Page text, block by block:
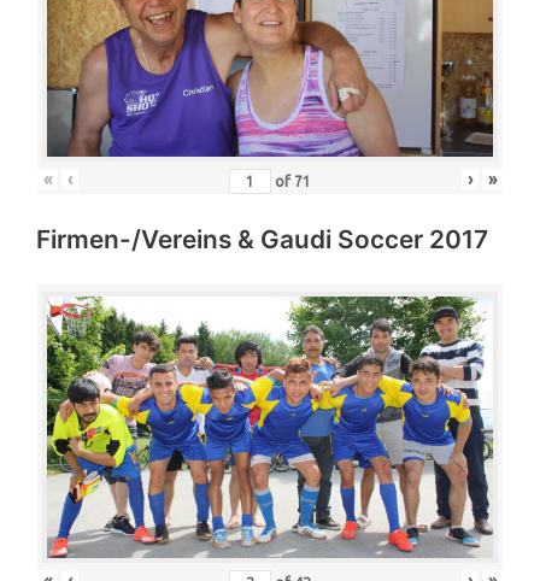
« ‹ of 71 › »
Firmen-/Vereins & Gaudi Soccer 2017